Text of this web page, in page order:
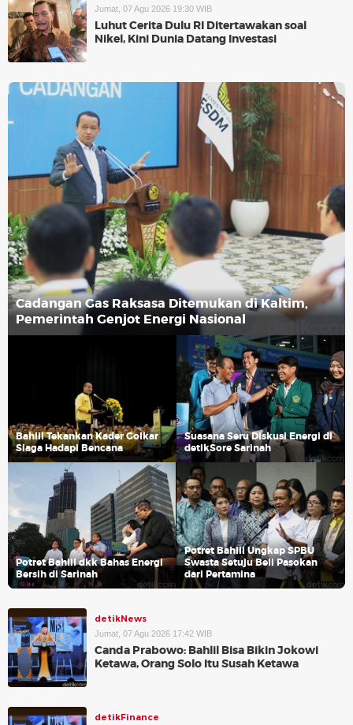
Jumat, 07 Agu 2026 19:30 WIB
Luhut Cerita Dulu RI Ditertawakan soal
Nikel, Kini Dunia Datang Investasi
Cadangan Gas Raksasa Ditemukan di Kaltim,
Pemerintah Genjot Energi Nasional
Bahlil Tekankan Kader Golkar
Siaga Hadapi Bencana
Suasana Seru Diskusi Energi di
detikSore Sarinah
Potret Bahlil dkk Bahas Energi
Bersih di Sarinah
Potret Bahlil Ungkap SPBU
Swasta Setuju Beli Pasokan
dari Pertamina
detikNews
Jumat, 07 Agu 2026 17:42 WIB
Canda Prabowo: Bahlil Bisa Bikin Jokowi
Ketawa, Orang Solo Itu Susah Ketawa
detikFinance